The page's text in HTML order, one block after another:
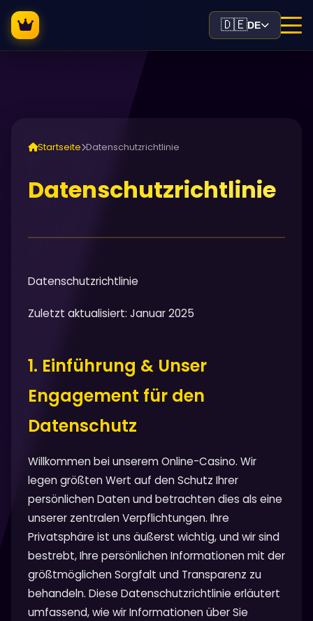
🇩🇪DE
Startseite Datenschutzrichtlinie
Datenschutzrichtlinie
Datenschutzrichtlinie
Zuletzt aktualisiert: Januar 2025
1. Einführung & Unser
Engagement für den
Datenschutz
Willkommen bei unserem Online-Casino. Wir
legen größten Wert auf den Schutz Ihrer
persönlichen Daten und betrachten dies als eine
unserer zentralen Verpflichtungen. Ihre
Privatsphäre ist uns äußerst wichtig, und wir sind
bestrebt, Ihre persönlichen Informationen mit der
größtmöglichen Sorgfalt und Transparenz zu
behandeln. Diese Datenschutzrichtlinie erläutert
umfassend, wie wir Informationen über Sie